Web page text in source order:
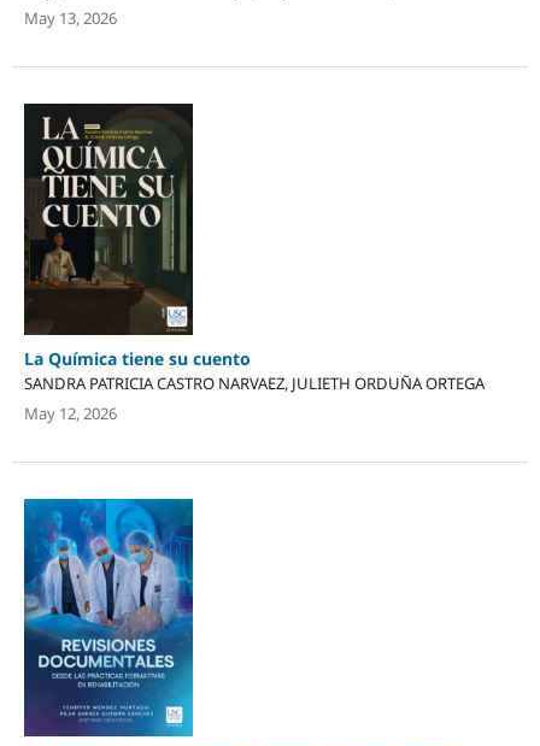
May 13, 2026
La Química tiene su cuento
SANDRA PATRICIA CASTRO NARVAEZ, JULIETH ORDUÑA ORTEGA
May 12, 2026